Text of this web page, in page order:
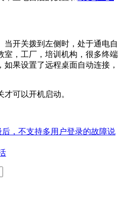
当开关拨到左侧时，处于通电自
室，工厂，培训机构，很多终端
果设置了远程桌面自动连接，
可以开机启动。
后，不支持多用户登录的故障说